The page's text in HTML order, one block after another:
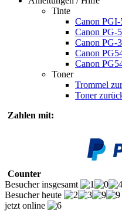
Tinte
Canon
Canon PG-
Canon PG-
Canon
Canon
Toner
Trommel
Toner
Zahlen mit:
Counter
Besucher insgesamt
Besucher heute
jetzt online